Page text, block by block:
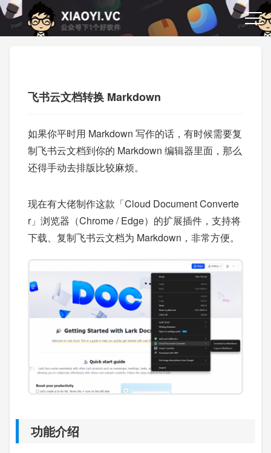
飞书云文档转换 Markdown
如果你平时用 Markdown 写作的话，有时候需要复
制飞书云文档到你的 Markdown 编辑器里面，那么
还得手动去排版比较麻烦。
现在有大佬制作这款「Cloud Document Converte
r」浏览器（Chrome / Edge）的扩展插件，支持将
下载、复制飞书云文档为 Markdown，非常方便。
功能介绍